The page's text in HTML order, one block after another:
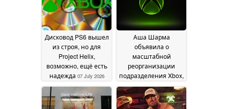
количества
выгодных
предложений15 July
2026
Дисковод PS6 вышел
из строя, но для
Project Helix,
возможно, ещё есть
надежда 07 July 2026
Аша Шарма
объявила о
масштабной
реорганизации
подразделения Xbox,
которая повлечет за
собой новые
увольнения07 July